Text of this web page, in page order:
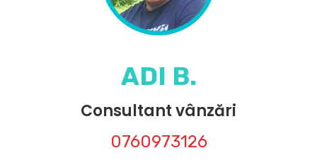
ADI B.
Consultant vânzări
0760973126